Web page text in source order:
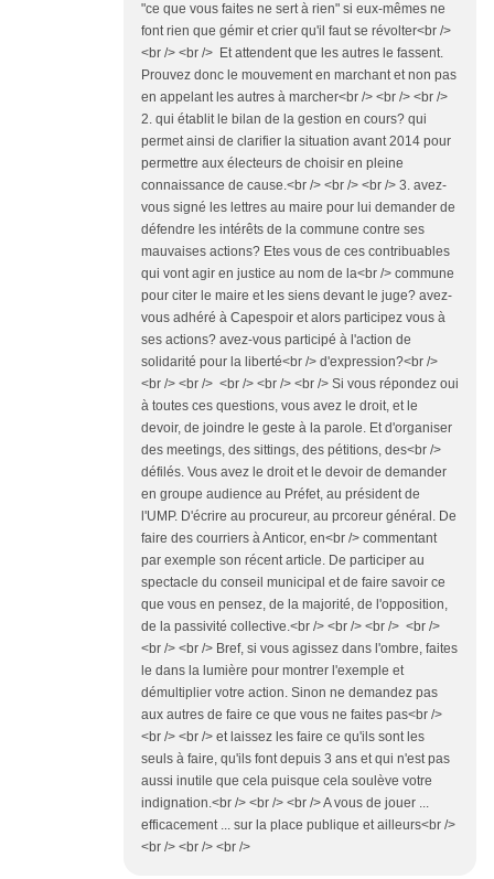
"ce que vous faites ne sert à rien" si eux-mêmes ne
font rien que gémir et crier qu'il faut se révolter<br />
<br /> <br /> Et attendent que les autres le fassent.
Prouvez donc le mouvement en marchant et non pas
en appelant les autres à marcher<br /> <br /> <br />
2. qui établit le bilan de la gestion en cours? qui
permet ainsi de clarifier la situation avant 2014 pour
permettre aux électeurs de choisir en pleine
connaissance de cause.<br /> <br /> <br /> 3. avez-
vous signé les lettres au maire pour lui demander de
défendre les intérêts de la commune contre ses
mauvaises actions? Etes vous de ces contribuables
qui vont agir en justice au nom de la<br /> commune
pour citer le maire et les siens devant le juge? avez-
vous adhéré à Capespoir et alors participez vous à
ses actions? avez-vous participé à l'action de
solidarité pour la liberté<br /> d'expression?<br />
<br /> <br /> <br /> <br /> <br /> Si vous répondez oui
à toutes ces questions, vous avez le droit, et le
devoir, de joindre le geste à la parole. Et d'organiser
des meetings, des sittings, des pétitions, des<br />
défilés. Vous avez le droit et le devoir de demander
en groupe audience au Préfet, au président de
l'UMP. D'écrire au procureur, au prcoreur général. De
faire des courriers à Anticor, en<br /> commentant
par exemple son récent article. De participer au
spectacle du conseil municipal et de faire savoir ce
que vous en pensez, de la majorité, de l'opposition,
de la passivité collective.<br /> <br /> <br /> <br />
<br /> <br /> Bref, si vous agissez dans l'ombre, faites
le dans la lumière pour montrer l'exemple et
démultiplier votre action. Sinon ne demandez pas
aux autres de faire ce que vous ne faites pas<br />
<br /> <br /> et laissez les faire ce qu'ils sont les
seuls à faire, qu'ils font depuis 3 ans et qui n'est pas
aussi inutile que cela puisque cela soulève votre
indignation.<br /> <br /> <br /> A vous de jouer ...
efficacement ... sur la place publique et ailleurs<br />
<br /> <br /> <br />